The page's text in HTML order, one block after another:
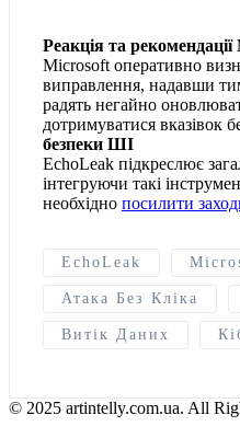
Реакція та
Microsoft оперативно
виправлення, надавши
радять негайно
дотримуватися вказівок
безпеки ШІ
EchoLeak підкреслює
інтегруючи такі
необхідно посилити
EchoLeak
Атака Без Кліка
Витік Даних
© 2025 artintelly.com.ua. All